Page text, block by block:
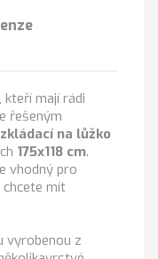
kteří mají rádi
řešeným
na lůžko
175x118 cm.
vhodný pro
chcete mít
vyrobenou z